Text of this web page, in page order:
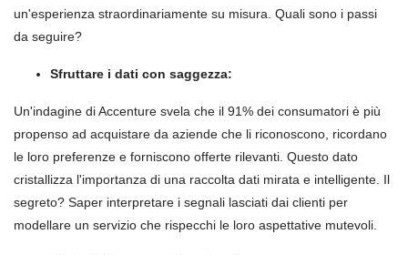
un'esperienza straordinariamente su misura. Quali sono i passi
da seguire?
Sfruttare i dati con saggezza:
Un'indagine di Accenture svela che il 91% dei consumatori è più
propenso ad acquistare da aziende che li riconoscono, ricordano
le loro preferenze e forniscono offerte rilevanti. Questo dato
cristallizza l'importanza di una raccolta dati mirata e intelligente. Il
segreto? Saper interpretare i segnali lasciati dai clienti per
modellare un servizio che rispecchi le loro aspettative mutevoli.